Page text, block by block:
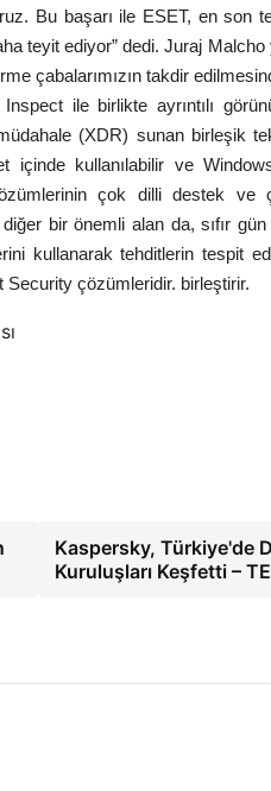
Bu başarı ile ESET, en son
teyit ediyor” dedi. Juraj
çabalarımızın takdir
ile birlikte ayrıntılı
(XDR) sunan birleşik
içinde kullanılabilir ve
çok dilli destek ve
diğer bir önemli alan da, sıfır
kullanarak tehditlerin tespit
çözümleridir. birleştirir.
Kaspersky, Türkiye'de
Kuruluşları Keşfetti –